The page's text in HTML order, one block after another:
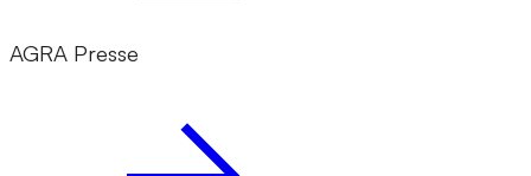
AGRA Presse